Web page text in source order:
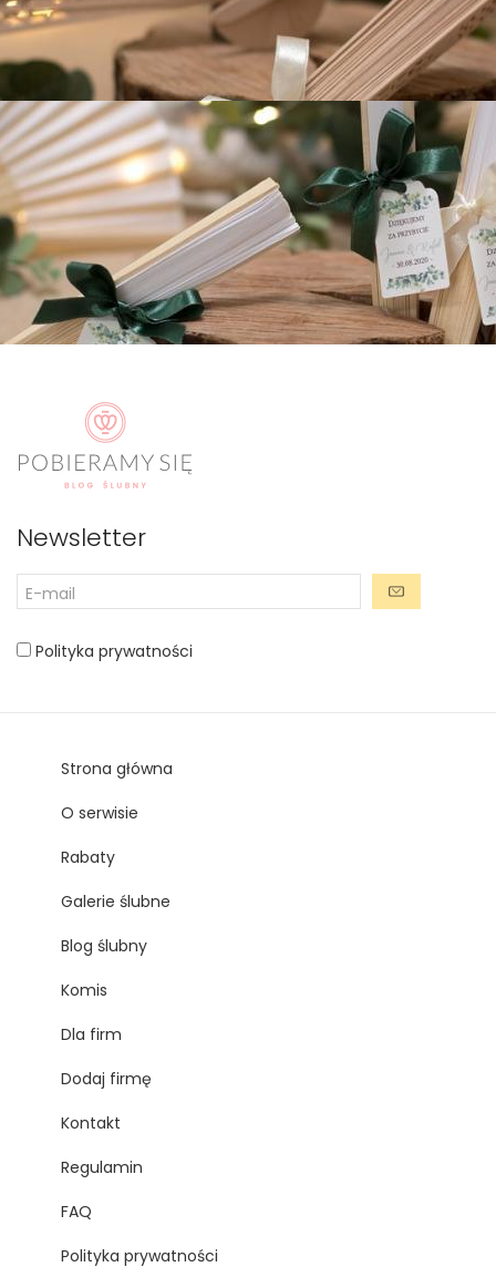
Newsletter
Polityka prywatności
Strona główna
O serwisie
Rabaty
Galerie ślubne
Blog ślubny
Komis
Dla firm
Dodaj firmę
Kontakt
Regulamin
FAQ
Polityka prywatności